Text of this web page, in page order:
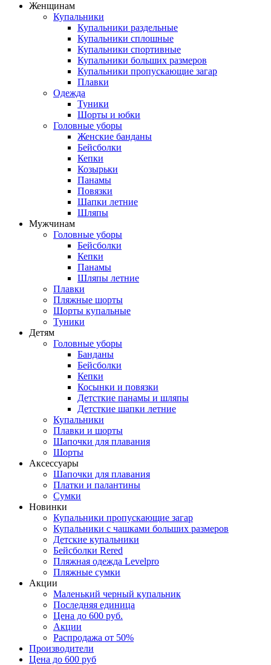
Женщинам
Купальники
Купальники раздельные
Купальники сплошные
Купальники спортивные
Купальники больших размеров
Купальники пропускающие загар
Плавки
Одежда
Туники
Шорты и юбки
Головные уборы
Женские банданы
Бейсболки
Кепки
Козырьки
Панамы
Повязки
Шапки летние
Шляпы
Мужчинам
Головные уборы
Бейсболки
Кепки
Панамы
Шляпы летние
Плавки
Пляжные шорты
Шорты купальные
Туники
Детям
Головные уборы
Банданы
Бейсболки
Кепки
Косынки и повязки
Детсткие панамы и шляпы
Детсткие шапки летние
Купальники
Плавки и шорты
Шапочки для плавания
Шорты
Аксессуары
Шапочки для плавания
Платки и палантины
Сумки
Новинки
Купальники пропускающие загар
Купальники с чашками больших размеров
Детские купальники
Бейсболки Rered
Пляжная одежда Levelpro
Пляжные сумки
Акции
Маленький черный купальник
Последняя единица
Цена до 600 руб.
Акции
Распродажа от 50%
Производители
Цена до 600 руб